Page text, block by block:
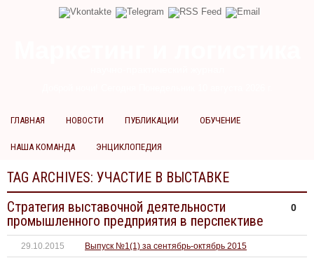
ГЛАВНАЯ НОВОСТИ ПУБЛИКАЦИИ ОБУЧЕНИЕ
НАША КОМАНДА ЭНЦИКЛОПЕДИЯ
TAG ARCHIVES: УЧАСТИЕ В ВЫСТАВКЕ
0
Стратегия выставочной деятельности
промышленного предприятия в перспективе
29.10.2015 Выпуск №1(1) за сентябрь-октябрь 2015